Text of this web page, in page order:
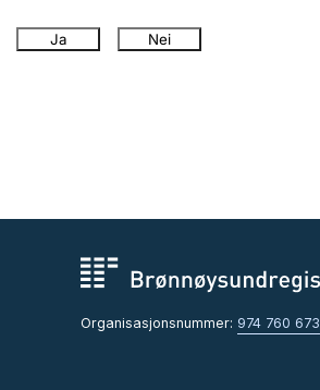
Ja Nei
Organisasjonsnummer: 974 760 673